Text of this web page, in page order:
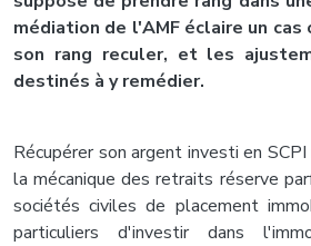
médiation de l'AMF éclaire un cas
son rang reculer, et les
destinés à y remédier.
Récupérer son argent investi en
la mécanique des retraits réserve
sociétés civiles de placement
particuliers d'investir dans